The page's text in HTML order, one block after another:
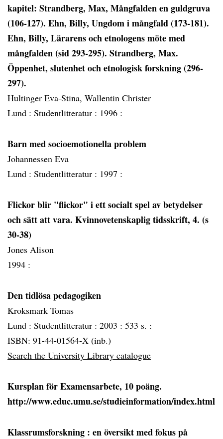
kapitel: Strandberg, Max, Mångfalden en guldgruva
(106-127). Ehn, Billy, Ungdom i mångfald (173-181).
Ehn, Billy, Lärarens och etnologens möte med
mångfalden (sid 293-295). Strandberg, Max.
Öppenhet, slutenhet och etnologisk forskning (296-
297).
Hultinger Eva-Stina, Wallentin Christer
Lund : Studentlitteratur : 1996 :
Barn med socioemotionella problem
Johannessen Eva
Lund : Studentlitteratur : 1997 :
Flickor blir "flickor" i ett socialt spel av betydelser
och sätt att vara. Kvinnovetenskaplig tidsskrift, 4. (s
30-38)
Jones Alison
1994 :
Den tidlösa pedagogiken
Kroksmark Tomas
Lund : Studentlitteratur : 2003 : 533 s. :
ISBN: 91-44-01564-X (inb.)
Search the University Library catalogue
Kursplan för Examensarbete, 10 poäng.
http://www.educ.umu.se/studieinformation/index.html
Klassrumsforskning : en översikt med fokus på